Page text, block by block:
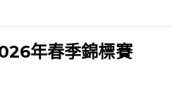
年春季錦標賽